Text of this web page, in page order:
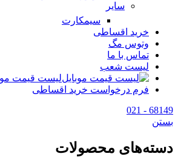
سایر
سیمکارت
خرید اقساطی
وتوس مگ
تماس با ما
لیست شعب
لیست قیمت
فرم درخواست خرید اقساطی
68149 - 021
بستن
دسته‌های محصولات